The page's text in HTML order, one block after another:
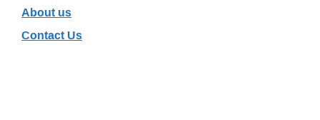
About us
Contact Us